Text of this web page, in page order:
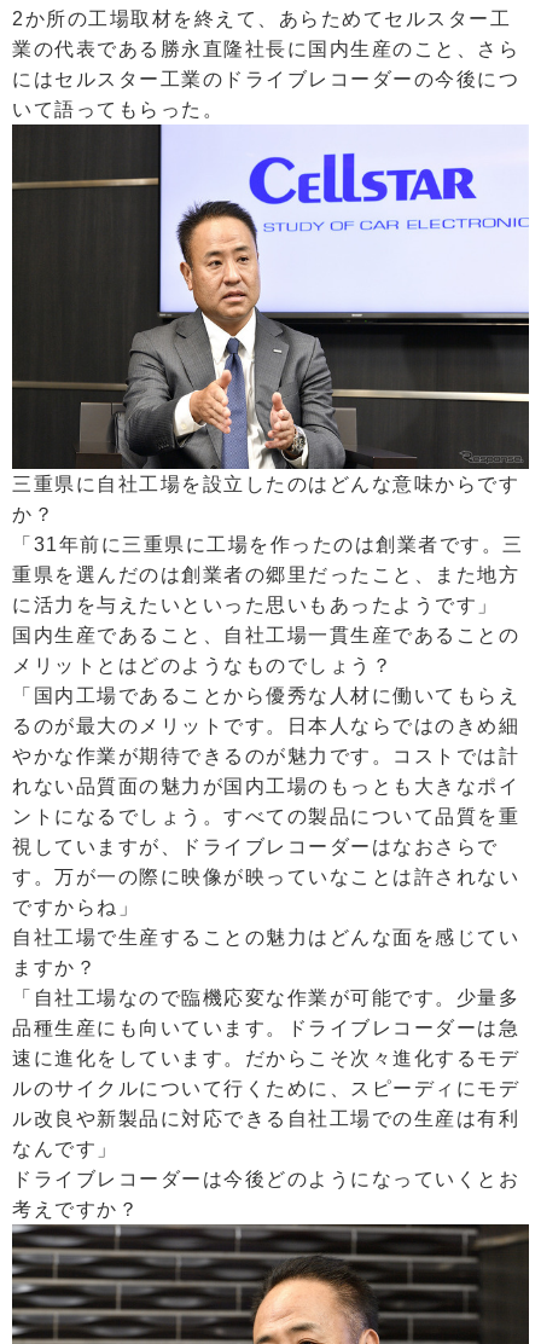
2か所の工場取材を終えて、あらためてセルスター工
業の代表である勝永直隆社長に国内生産のこと、さら
にはセルスター工業のドライブレコーダーの今後につ
いて語ってもらった。
三重県に自社工場を設立したのはどんな意味からです
か？
「31年前に三重県に工場を作ったのは創業者です。三
重県を選んだのは創業者の郷里だったこと、また地方
に活力を与えたいといった思いもあったようです」
国内生産であること、自社工場一貫生産であることの
メリットとはどのようなものでしょう？
「国内工場であることから優秀な人材に働いてもらえ
るのが最大のメリットです。日本人ならではのきめ細
やかな作業が期待できるのが魅力です。コストでは計
れない品質面の魅力が国内工場のもっとも大きなポイ
ントになるでしょう。すべての製品について品質を重
視していますが、ドライブレコーダーはなおさらで
す。万が一の際に映像が映っていなことは許されない
ですからね」
自社工場で生産することの魅力はどんな面を感じてい
ますか？
「自社工場なので臨機応変な作業が可能です。少量多
品種生産にも向いています。ドライブレコーダーは急
速に進化をしています。だからこそ次々進化するモデ
ルのサイクルについて行くために、スピーディにモデ
ル改良や新製品に対応できる自社工場での生産は有利
なんです」
ドライブレコーダーは今後どのようになっていくとお
考えですか？